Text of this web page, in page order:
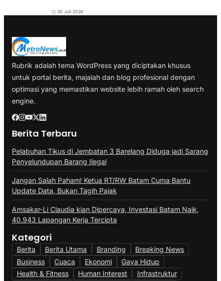
26 Juli 2026
Rubrik adalah tema WordPress yang diciptakan khusus
untuk portal berita, majalah dan blog profesional dengan
optimasi yang memastikan website lebih ramah oleh search
engine.
Berita Terbaru
Pelabuhan Tikus di Jembatan 3 Barelang Diduga jadi Sarang
Penyelundupan Barang Ilegal
Jangan Salah Paham! Ketua RT/RW Batam Cuma Bantu
Update Data, Bukan Tagih Pajak
Amsakar-Li Claudia kian Dipercaya, Investasi Batam Naik,
40.943 Lapangan Kerja Tercipta
Kategori
Berita Berita Utama Branding
Breaking News
Business
Cuaca Ekonomi
Gaya Hidup
Health & Fitness
Human Interest
Infrastruktur